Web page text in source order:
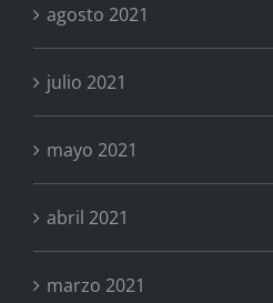
agosto 2021
julio 2021
mayo 2021
abril 2021
marzo 2021